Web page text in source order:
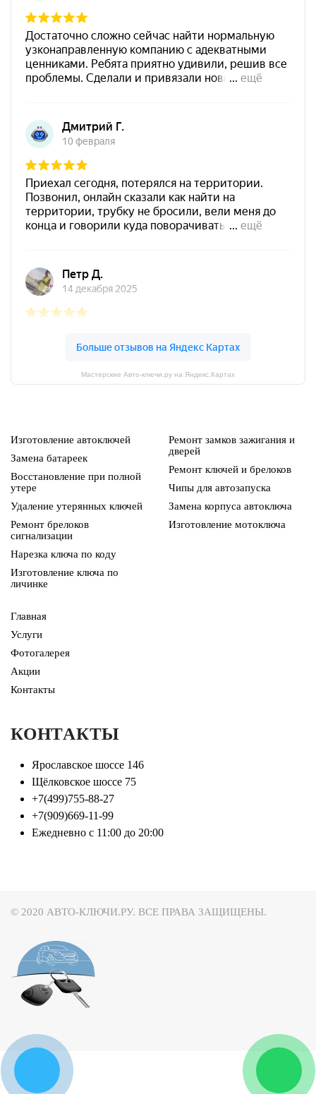
Мастерские Авто-ключи.ру на Яндекс.Картах
Изготовление автоключей
Замена батареек
Восстановление при полной
утере
Удаление утерянных ключей
Ремонт брелоков
сигнализации
Нарезка ключа по коду
Изготовление ключа по
личинке
Ремонт замков зажигания и
дверей
Ремонт ключей и брелоков
Чипы для автозапуска
Замена корпуса автоключа
Изготовление мотоключа
Главная
Услуги
Фотогалерея
Акции
Контакты
КОНТАКТЫ
Ярославское шоссе 146
Щёлковское шоссе 75
+7(499)755-88-27
+7(909)669-11-99
Ежедневно с 11:00 до 20:00
© 2020 АВТО-КЛЮЧИ.РУ. ВСЕ ПРАВА ЗАЩИЩЕНЫ.